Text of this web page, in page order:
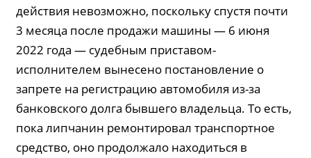
действия невозможно, поскольку спустя почти
3 месяца после продажи машины — 6 июня
2022 года — судебным приставом-
исполнителем вынесено постановление о
запрете на регистрацию автомобиля из-за
банковского долга бывшего владельца. То есть,
пока липчанин ремонтировал транспортное
средство, оно продолжало находиться в